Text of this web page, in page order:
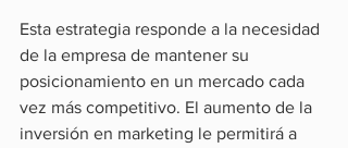
Esta estrategia responde a la necesidad
de la empresa de mantener su
posicionamiento en un mercado cada
vez más competitivo. El aumento de la
inversión en marketing le permitirá a